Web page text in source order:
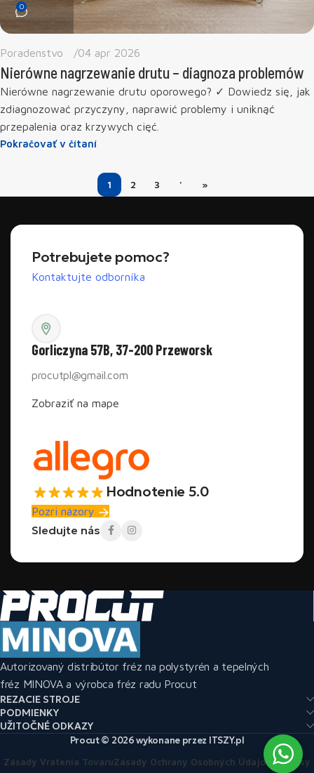
0
Poradenstvo 04 apr 2026
Nierówne nagrzewanie drutu – diagnoza problemów
Nierówne nagrzewanie drutu oporowego? ✓ Dowiedz się, jak
zdiagnozować przyczyny, naprawić problemy i uniknąć
przepalenia oraz krzywych cięć.
Pokračovať v čítaní
1 2 3 ' »
Potrebujete pomoc?
Kontaktujte odborníka
Gorliczyna 57B, 37-200 Przeworsk
procutpl@gmail.com
Zobraziť na mape
Hodnotenie 5.0
Pozri názory
Sledujte nás
Autorizovaný distribútor fréz na polystyrén a tepelných
fréz MINOVA a výrobca fréz radu Procut
REZACIE STROJE
PODMIENKY
UŽITOČNÉ ODKAZY
Procut © 2026 wykonane przez ITSZY.pl
Zásady Vrátenia TovaruZásady Ochrany Osobných Údajov Predpisy